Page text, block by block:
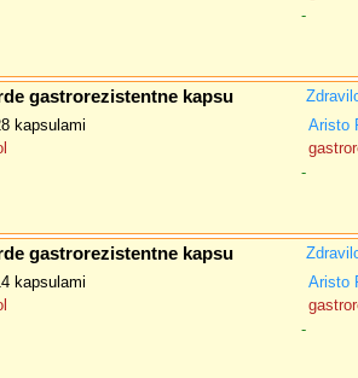
-
gastrorezistentne kapsu
kapsulami
Aristo
-
gastrorezistentne kapsu
kapsulami
Aristo
-